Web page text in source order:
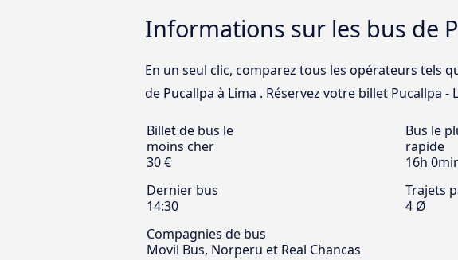
Informations sur les bus de
En un seul clic, comparez tous les opérateurs tels
de Pucallpa à Lima . Réservez votre billet Pucallpa -
Billet de bus le
moins cher
30 €
Bus le
rapide
16h
Dernier bus
14:30
Trajets
4 Ø
Compagnies de bus
Movil Bus, Norperu et Real Chancas